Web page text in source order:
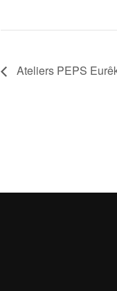
Ateliers PEPS